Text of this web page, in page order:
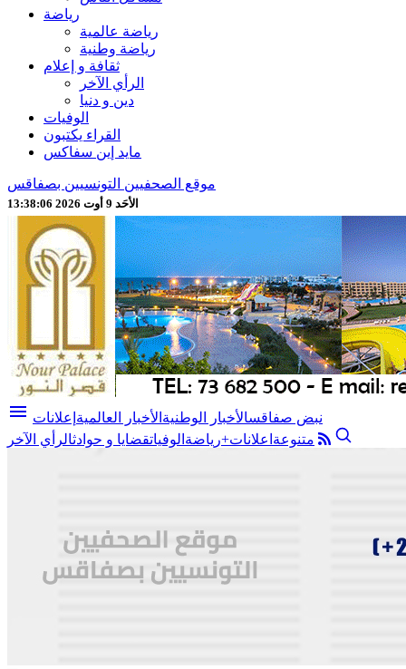
رياضة
رياضة عالمية
رياضة وطنية
ثقافة و إعلام
الرأي الآخر
دين و دنيا
الوفيات
القراء يكتبون
مايد إين سفاكس
موقع الصحفيين التونسيين بصفاقس
الأحَد 9 أوت 2026 13:38:08
menu نبض صفاقسالأخبار الوطنية الأخبار العالمية إعلانات
متنوعة اعلانات+رياضة الوفياتقضايا و حوادثالرأي الآخر